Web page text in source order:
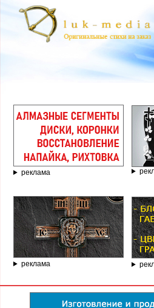
реклама
реклама